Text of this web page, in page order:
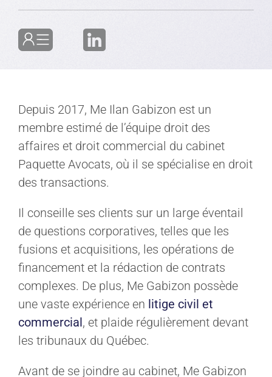
Depuis 2017, Me Ilan Gabizon est un
membre estimé de l’équipe droit des
affaires et droit commercial du cabinet
Paquette Avocats, où il se spécialise en droit
des transactions.
Il conseille ses clients sur un large éventail
de questions corporatives, telles que les
fusions et acquisitions, les opérations de
financement et la rédaction de contrats
complexes. De plus, Me Gabizon possède
une vaste expérience en litige civil et
commercial, et plaide régulièrement devant
les tribunaux du Québec.
Avant de se joindre au cabinet, Me Gabizon